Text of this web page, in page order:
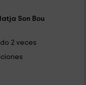
Son Bou
2 veces